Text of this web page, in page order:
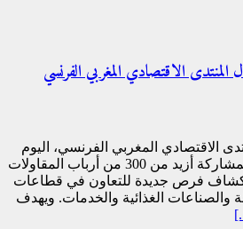
المنتدى الاقتصادي المغربي الفرنسي
الاقتصادي المغربي الفرنسي، اليوم
الخميس، بالداخلة، بمشاركة أزيد من 300 من أرباب المقاولات
فرص جديدة للتعاون في قطاعات
والصناعات الغذائية والخدمات. ويهدف